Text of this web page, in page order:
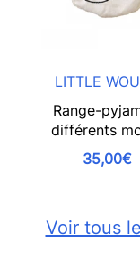
LITTLE
Range-
différents
35,00€
Voir tous